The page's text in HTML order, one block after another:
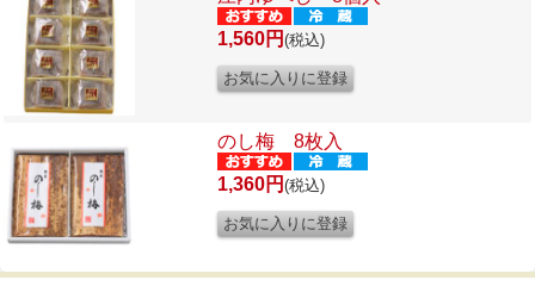
1,560円 (税込)
のし梅 8枚入
1,360円 (税込)